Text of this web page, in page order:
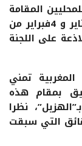
المقامة
بالمغرب في الفترة الممتدة ما بين 13 يناير و 4فبراير من
على اللجنة
تمني
بمقام هذه
نظرا
التي سبقت